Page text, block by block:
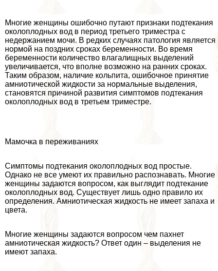
Многие женщины ошибочно путают признаки подтекания
околоплодных вод в период третьего триместра с
недержанием мочи. В редких случаях патология является
нормой на поздних сроках беременности. Во время
беременности количество влагалищных выделений
увеличивается, что вполне возможно на ранних сроках.
Таким образом, наличие кольпита, ошибочное принятие
амниотической жидкости за нормальные выделения,
становятся причиной развития симптомов подтекания
околоплодных вод в третьем триместре.
Мамочка в переживаниях
Симптомы подтекания околоплодных вод простые.
Однако не все умеют их правильно распознавать. Многие
женщины задаются вопросом, как выглядит подтекание
околоплодных вод. Существует лишь одно правило их
определения. Амниотическая жидкость не имеет запаха и
цвета.
Многие женщины задаются вопросом чем пахнет
амниотическая жидкость? Ответ один – выделения не
имеют запаха.